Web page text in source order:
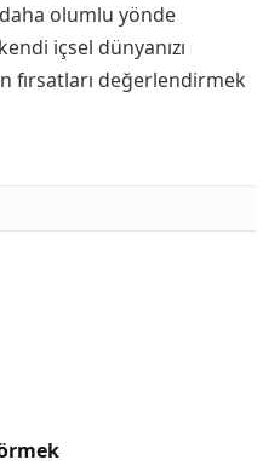
daha olumlu yönde
içsel dünyanızı
fırsatları değerlendirmek